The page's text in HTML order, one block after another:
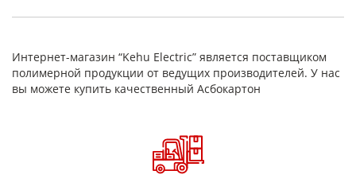
(кгс/см 2 )
Потеря массовой доли
вещества при
не более 15 %
не более 7%
Интернет-магазин “Kehu Electric” является поставщиком
полимерной продукции от ведущих производителей. У нас
вы можете купить качественный Асбокартон